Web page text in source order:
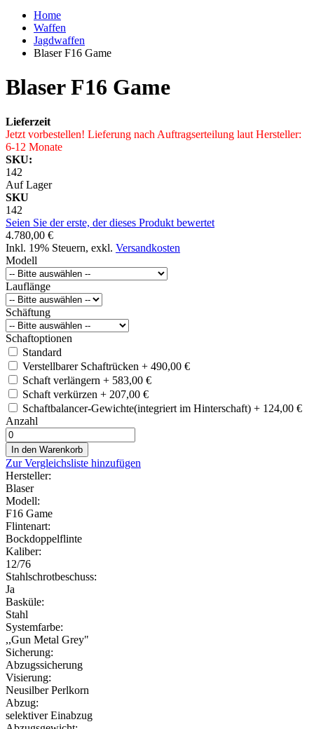
Home
Waffen
Jagdwaffen
Blaser F16 Game
Blaser F16 Game
Lieferzeit
Jetzt vorbestellen! Lieferung nach Auftragserteilung laut Hersteller:
6-12 Monate
SKU:
142
Auf Lager
SKU
142
Seien Sie der erste, der dieses Produkt bewertet
4.780,00 €
Inkl. 19% Steuern, exkl. Versandkosten
Modell
Lauflänge
Schäftung
Schaftoptionen
Standard
Verstellbarer Schaftrücken + 490,00 €
Schaft verlängern + 583,00 €
Schaft verkürzen + 207,00 €
Schaftbalancer-Gewichte(integriert im Hinterschaft) + 124,00 €
Anzahl
In den Warenkorb
Zur Vergleichsliste hinzufügen
Hersteller:
Blaser
Modell:
F16 Game
Flintenart:
Bockdoppelflinte
Kaliber:
12/76
Stahlschrotbeschuss:
Ja
Basküle:
Stahl
Systemfarbe:
,,Gun Metal Grey"
Sicherung:
Abzugssicherung
Visierung:
Neusilber Perlkorn
Abzug:
selektiver Einabzug